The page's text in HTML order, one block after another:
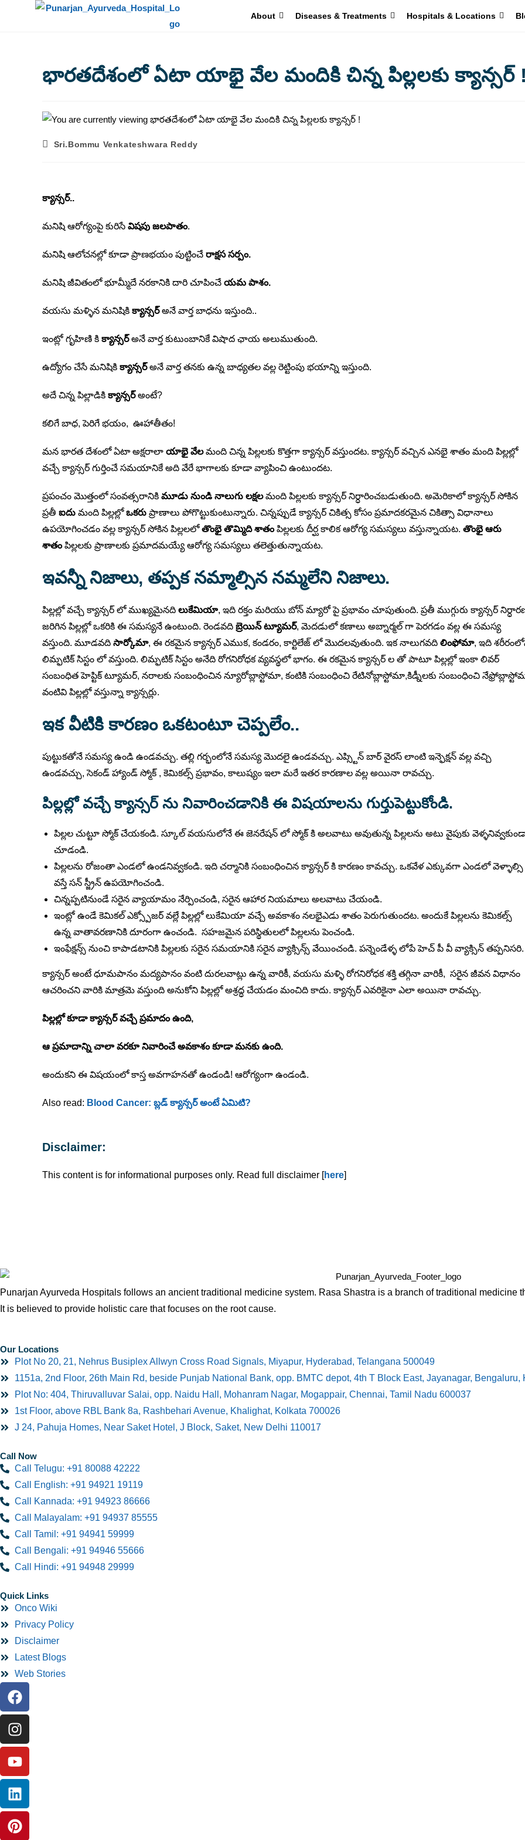
About Diseases & Treatments Hospitals & Locations
భారతదేశంలో ఏటా యాభై వేల మందికి చిన్న పిల్లలకు క్యాన్సర్ !
Sri.Bommu Venkateshwara Reddy
క్యాన్సర్..
మనిషి ఆరోగ్యంపై కురిసే విషపు జలపాతం.
మనిషి ఆలోచనల్లో కూడా ప్రాణభయం పుట్టించే రాక్షస సర్పం.
మనిషి జీవితంలో భూమ్మీదే నరకానికి దారి చూపించే యమ పాశం.
వయసు మళ్ళిన మనిషికి క్యాన్సర్అనే వార్త బాధను ఇస్తుంది..
ఇంట్లో గృహిణి కి క్యాన్సర్అనే వార్త కుటుంబానికే విషాద ఛాయ అలుముతుంది.
ఉద్యోగం చేసే మనిషికి క్యాన్సర్అనే వార్త తనకు ఉన్న బాధ్యతల వల్ల రెట్టింపు భయాన్ని ఇస్తుంది.
అదే చిన్న పిల్లాడికి క్యాన్సర్అంటే?
కలిగే బాధ, పెరిగే భయం, ఊహాతీతం!
మన భారత దేశంలో ఏటా అక్షరాలా యాభై వేలమంది చిన్న పిల్లలకు కొత్తగా క్యాన్సర్ వస్తుందట. క్యాన్సర్ వచ్చిన ఎనభై శాతం మంది పిల్లల్లో
వచ్చే క్యాన్సర్ గుర్తించే సమయానికే అది వేరే భాగాలకు కూడా వ్యాపించి ఉంటుందట.
ప్రపంచం మొత్తంలో సంవత్సరానికి మూడు నుండి నాలుగు లక్షలమంది పిల్లలకు క్యాన్సర్ నిర్ధారించబడుతుంది. అమెరికాలో క్యాన్సర్ సోకిన
ప్రతీ ఐదు మంది పిల్లల్లోఒకరు ప్రాణాలు పోగొట్టుకుంటున్నారు. చిన్నప్పుడే క్యాన్సర్ చికిత్స కోసం ప్రమాదకరమైన చికిత్సా విధానాలు
ఉపయోగించడం వల్ల క్యాన్సర్ సోకిన పిల్లలలోతొంభై తొమ్మిది శాతంపిల్లలకు దీర్ఘ కాలిక ఆరోగ్య సమస్యలు వస్తున్నాయట. తొంభై ఆరు
శాతంపిల్లలకు ప్రాణాలకు ప్రమాదమయ్యే ఆరోగ్య సమస్యలు తలెత్తుతున్నాయట.
ఇవన్నీ నిజాలు, తప్పక నమ్మాల్సిన నమ్మలేని నిజాలు.
పిల్లల్లో వచ్చే క్యాన్సర్ లో ముఖ్యమైనది లుకేమియా, ఇది రక్తం మరియు బోన్ మ్యారో పై ప్రభావం చూపుతుంది. ప్రతీ ముగ్గురు క్యాన్సర్
జరిగిన పిల్లల్లో ఒకరికి ఈ సమస్యనే ఉంటుంది. రెండవది బ్రెయిన్ ట్యూమర్, మెదడులో కణాలు అబ్నార్మల్ గా పెరగడం వల్ల ఈ సమస్య
వస్తుంది. మూడవది సార్కోమా, ఈ రకమైన క్యాన్సర్ ఎముక, కండరం, కార్టిలేజ్ లో మొదలవుతుంది. ఇక నాలుగవది లింఫోమా, ఇది
లిమ్ఫటిక్ సిస్టం లో వస్తుంది. లిమ్ఫటిక్ సిస్టం అనేది రోగనిరోధక వ్యవస్థలో భాగం. ఈ రకమైన క్యాన్సర్ ల తో పాటూ పిల్లల్లో ఇంకా లివర్
సంబంధిత హెప్టిక్ ట్యూమర్, నరాలకు సంబంధించిన న్యూరోబ్లాస్టోమా, కంటికి సంబంధించి రేటినోబ్లాస్టోమా,కిడ్నీలకు సంబంధించి
వంటివి పిల్లల్లో వస్తున్నా క్యాన్సర్లు.
ఇక వీటికి కారణం ఒకటంటూ చెప్పలేం..
పుట్టుకతోనే సమస్య ఉండి ఉండవచ్చు. తల్లి గర్భంలోనే సమస్య మొదలై ఉండవచ్చు. ఎప్స్టిన్ బార్ వైరస్ లాంటి ఇన్ఫెక్షన్ వల్ల వచ్చి
ఉండవచ్చు, సెకండ్ హ్యాండ్ స్మోక్ , కెమికల్స్ ప్రభావం, కాలుష్యం ఇలా మరే ఇతర కారణాల వల్ల అయినా రావచ్చు.
పిల్లల్లో వచ్చే క్యాన్సర్ ను నివారించడానికి ఈ విషయాలను గుర్తుపెట్టుకోండి.
పిల్లల చుట్టూ స్మోక్ చేయకండి. స్కూల్ వయసులోనే ఈ జెనరేషన్ లో స్మోక్ కి అలవాటు అవుతున్న పిల్లలను అటు వైపుకు
చూడండి.
పిల్లలను రోజంతా ఎండలో ఉండనివ్వకండి. ఇది చర్మానికి సంబంధించిన క్యాన్సర్ కి కారణం కావచ్చు. ఒకవేళ ఎక్కువగా ఎండలో వెళ్ళాల్సి
వస్తే సన్ స్జ్రీన్ ఉపయోగించండి.
చిన్నప్పటినుండే సరైన వ్యాయామం నేర్పించండి, సరైన ఆహార నియమాలు అలవాటు చేయండి.
ఇంట్లో ఉండే కెమికల్ ఎక్స్పోజర్ వల్లే పిల్లల్లో లుకేమియా వచ్చే అవకాశం నలభైఎడు శాతం పెరుగుతుందట. అందుకే పిల్లలను కెమికల్స్
ఉన్న వాతావరణానికి దూరంగా ఉంచండి. సహజమైన పరిస్థితులలో పిల్లలను పెంచండి.
ఇంఫేక్షన్స్ నుంచి కాపాడటానికి పిల్లలకు సరైన సమయానికి సరైన వ్యాక్సిన్స్ వేయించండి. పన్నెండేళ్ళ లోపే హెచ్ పీ వీ వ్యాక్సిన్ తప్పనిసరి.
క్యాన్సర్ అంటే ధూమపానం మద్యపానం వంటి దురలవాట్లు ఉన్న వారికీ, వయసు మళ్ళి రోగనిరోధక శక్తి తగ్గినా వారికీ, సరైన జీవన విధానం
ఆచరించని వారికి మాత్రమె వస్తుంది అనుకోని పిల్లల్లో అశ్రద్ధ చేయడం మంచిది కాదు. క్యాన్సర్ ఎవరికైనా ఎలా అయినా రావచ్చు.
పిల్లల్లో కూడా క్యాన్సర్ వచ్చే ప్రమాదం ఉంది,
ఆ ప్రమాదాన్ని చాలా వరకూ నివారించే అవకాశం కూడా మనకు ఉంది.
అందుకని ఈ విషయంలో కాస్త అవగాహనతో ఉండండి! ఆరోగ్యంగా ఉండండి.
Also read: Blood Cancer: బ్లడ్ క్యాన్సర్ అంటే ఏమిటి?
Disclaimer:
This content is for informational purposes only. Read full disclaimer [here]
Punarjan Ayurveda Hospitals follows an ancient traditional medicine system. Rasa Shastra is a branch of traditional medicine
It is believed to provide holistic care that focuses on the root cause.
Our Locations
Plot No 20, 21, Nehrus Busiplex Allwyn Cross Road Signals, Miyapur, Hyderabad, Telangana 500049
1151a, 2nd Floor, 26th Main Rd, beside Punjab National Bank, opp. BMTC depot, 4th T Block East, Jayanagar, Bengaluru,
Plot No: 404, Thiruvalluvar Salai, opp. Naidu Hall, Mohanram Nagar, Mogappair, Chennai, Tamil Nadu 600037
1st Floor, above RBL Bank 8a, Rashbehari Avenue, Khalighat, Kolkata 700026
J 24, Pahuja Homes, Near Saket Hotel, J Block, Saket, New Delhi 110017
Call Now
Call Telugu: +91 80088 42222
Call English: +91 94921 19119
Call Kannada: +91 94923 86666
Call Malayalam: +91 94937 85555
Call Tamil: +91 94941 59999
Call Bengali: +91 94946 55666
Call Hindi: +91 94948 29999
Quick Links
Onco Wiki
Privacy Policy
Disclaimer
Latest Blogs
Web Stories